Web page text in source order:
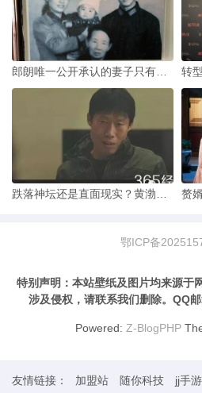
鄂ICP备
特别声明：本站壁纸及图片均来源于
涉及侵权，请联系我们删除。QQ
Powered: Z-BlogPHP
友情链接： 加盟站 随你科技 jj手游